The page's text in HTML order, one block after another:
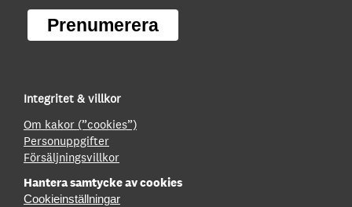
Prenumerera
Integritet & villkor
Om kakor (”cookies”)
Personuppgifter
Försäljningsvillkor
Hantera samtycke av cookies
Cookieinställningar